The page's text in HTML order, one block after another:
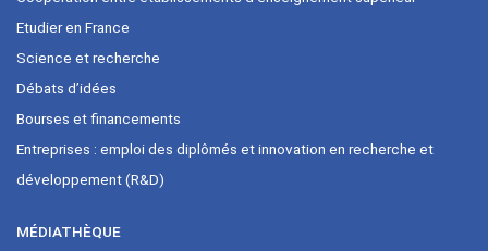
Etudier en France
Science et recherche
Débats d’idées
Bourses et financements
Entreprises : emploi des diplômés et innovation en recherche et
développement (R&D)
MÉDIATHÈQUE